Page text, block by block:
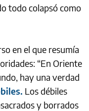
todo colapsó como
en el que resumía
“En Oriente
hay una verdad
Los débiles
y borrados